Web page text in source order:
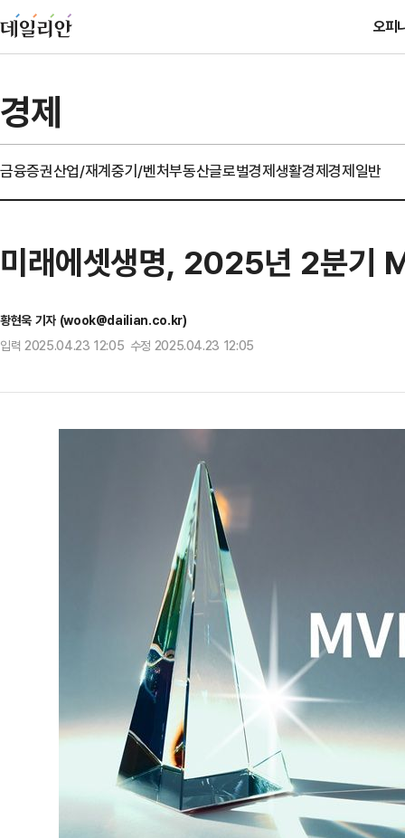
오피
경제
금융증권산업/재계중기/벤처부동산글로벌경제생활경제경제일반
미래에셋생명, 2025년 2분기
황현욱 기자 (wook@dailian.co.kr)
입력 2025.04.23 12:05 수정 2025.04.23 12:05